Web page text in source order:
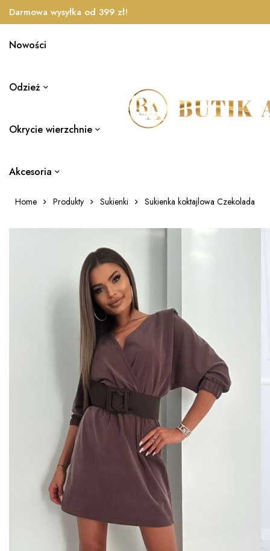
Darmowa wysyłka od 399 zł!
Nowości
Odzież
Okrycie wierzchnie
Akcesoria
Home Produkty Sukienki Sukienka koktajlowa Czekolada